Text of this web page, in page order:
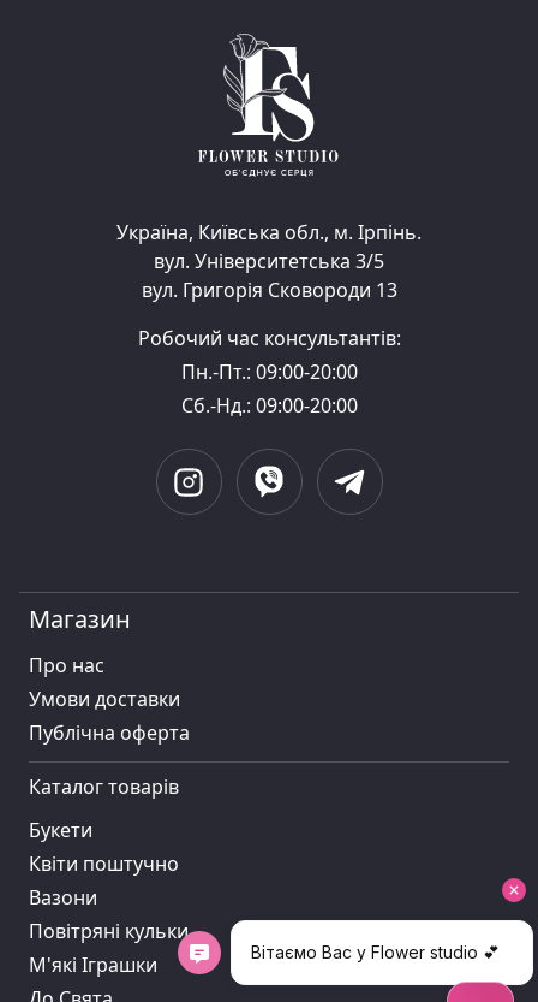
Україна, Київська обл., м. Ірпінь.
вул. Університетська 3/5
вул. Григорія Сковороди 13
Робочий час консультантів:
Пн.-Пт.: 09:00-20:00
Сб.-Нд.: 09:00-20:00
Магазин
Про нас
Умови доставки
Публiчна оферта
Каталог товарів
Букети
Квіти поштучно
Вазони
Повітряні кульки
М'які Іграшки